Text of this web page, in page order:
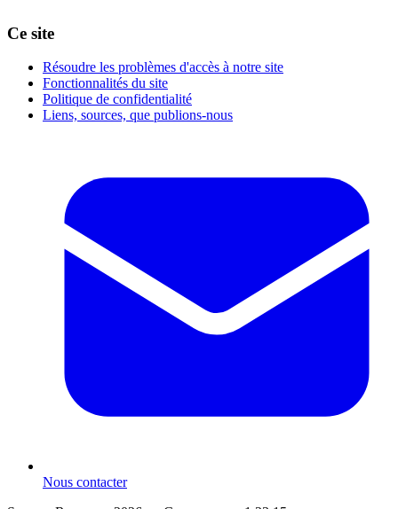
Ce site
Résoudre les problèmes d'accès à notre site
Fonctionnalités du site
Politique de confidentialité
Liens, sources, que publions-nous
Nous contacter